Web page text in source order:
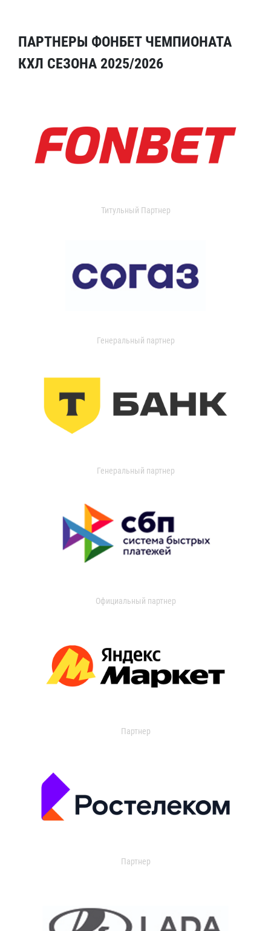
ПАРТНЕРЫ ФОНБЕТ ЧЕМПИОНАТА
КХЛ СЕЗОНА 2025/2026
Титульный Партнер
Генеральный партнер
Генеральный партнер
Официальный партнер
Партнер
Партнер